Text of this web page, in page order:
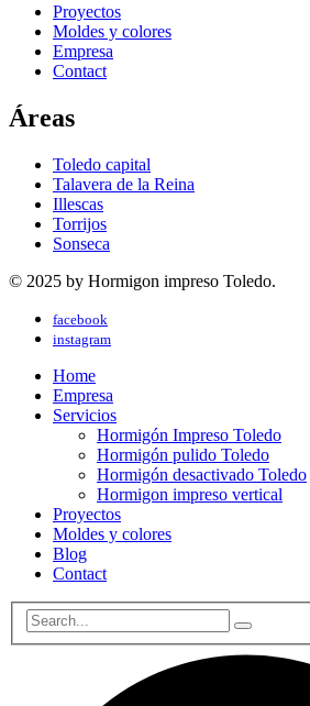
Proyectos
Moldes y colores
Empresa
Contact
Áreas
Toledo capital
Talavera de la Reina
Illescas
Torrijos
Sonseca
© 2025 by Hormigon impreso Toledo.
facebook
instagram
Home
Empresa
Servicios
Hormigón Impreso Toledo
Hormigón pulido Toledo
Hormigón desactivado Toledo
Hormigon impreso vertical
Proyectos
Moldes y colores
Blog
Contact